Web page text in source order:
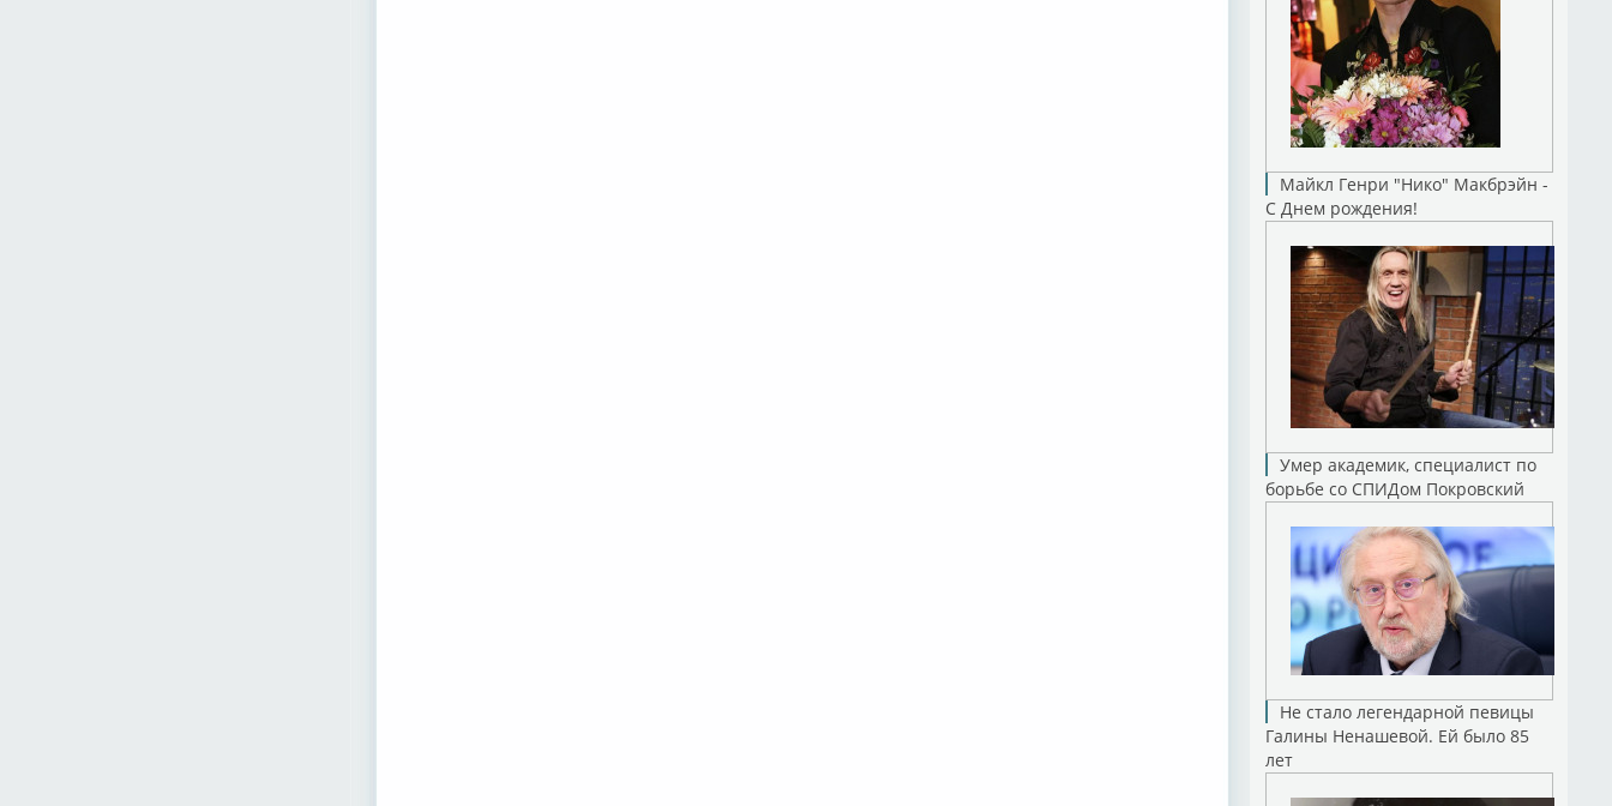
Майкл Генри "Нико" Макбрэйн -
С Днем рождения!
Умер академик, специалист по
борьбе со СПИДом Покровский
Не стало легендарной певицы
Галины Ненашевой. Ей было 85
лет